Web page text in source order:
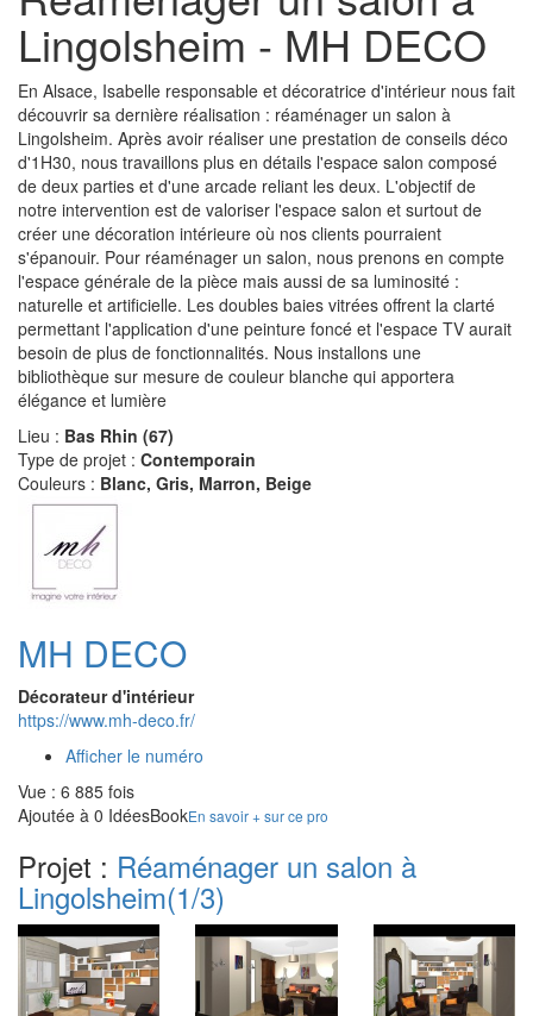
Lingolsheim - MH DECO
En Alsace, Isabelle responsable et décoratrice d'intérieur nous fait
découvrir sa dernière réalisation : réaménager un salon à
Lingolsheim. Après avoir réaliser une prestation de conseils déco
d'1H30, nous travaillons plus en détails l'espace salon composé
de deux parties et d'une arcade reliant les deux. L'objectif de
notre intervention est de valoriser l'espace salon et surtout de
créer une décoration intérieure où nos clients pourraient
s'épanouir. Pour réaménager un salon, nous prenons en compte
l'espace générale de la pièce mais aussi de sa luminosité :
naturelle et artificielle. Les doubles baies vitrées offrent la clarté
permettant l'application d'une peinture foncé et l'espace TV aurait
besoin de plus de fonctionnalités. Nous installons une
bibliothèque sur mesure de couleur blanche qui apportera
élégance et lumière
Lieu : Bas Rhin (67)
Type de projet : Contemporain
Couleurs : Blanc, Gris, Marron, Beige
MH DECO
Décorateur d'intérieur
https://www.mh-deco.fr/
Afficher le numéro
Vue : 6 885 fois
Ajoutée à 0 IdéesBookEn savoir + sur ce pro
Projet : Réaménager un salon à
Lingolsheim(1/3)